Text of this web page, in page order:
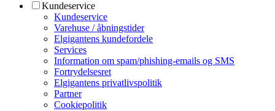
Kundeservice
Kundeservice
Varehuse / åbningstider
Elgigantens kundefordele
Services
Information om spam/phishing-emails og SMS
Fortrydelsesret
Elgigantens privatlivspolitik
Partner
Cookiepolitik